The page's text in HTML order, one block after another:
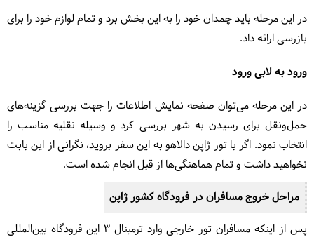
در این مرحله باید چمدان خود را به این بخش برد و تمام لوازم خود را برای
بازرسی ارائه داد.
ورود به لابی ورود
در این مرحله می‌توان صفحه نمایش اطلاعات را جهت بررسی گزینه‌های
حمل‌ونقل برای رسیدن به شهر بررسی کرد و وسیله نقلیه مناسب را
انتخاب نمود. اگر با تور ژاپن دالاهو به این سفر بروید، نگرانی از این بابت
نخواهید داشت و تمام هماهنگی‌ها از قبل انجام شده است.
مراحل خروج مسافران در فرودگاه کشور ژاپن
پس از اینکه مسافران تور خارجی وارد ترمینال ۳ این فرودگاه بین‌المللی